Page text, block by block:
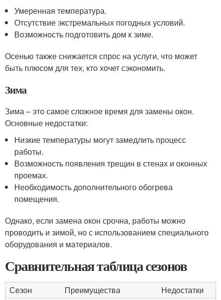
Умеренная температура.
Отсутствие экстремальных погодных условий.
Возможность подготовить дом к зиме.
Осенью также снижается спрос на услуги, что может
быть плюсом для тех, кто хочет сэкономить.
Зима
Зима – это самое сложное время для замены окон.
Основные недостатки:
Низкие температуры могут замедлить процесс
работы.
Возможность появления трещин в стенах и оконных
проемах.
Необходимость дополнительного обогрева
помещения.
Однако, если замена окон срочна, работы можно
проводить и зимой, но с использованием специального
оборудования и материалов.
Сравнительная таблица сезонов
Сезон Преимущества Недостатки